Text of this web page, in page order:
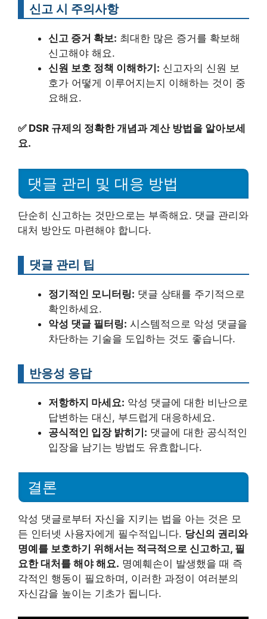
신고 시 주의사항
신고 증거 확보: 최대한 많은 증거를 확보해
신고해야 해요.
신원 보호 정책 이해하기: 신고자의 신원 보
호가 어떻게 이루어지는지 이해하는 것이 중
요해요.
✅ DSR 규제의 정확한 개념과 계산 방법을 알아보세
요.
댓글 관리 및 대응 방법
단순히 신고하는 것만으로는 부족해요. 댓글 관리와
대처 방안도 마련해야 합니다.
댓글 관리 팁
정기적인 모니터링: 댓글 상태를 주기적으로
확인하세요.
악성 댓글 필터링: 시스템적으로 악성 댓글을
차단하는 기술을 도입하는 것도 좋습니다.
반응성 응답
저항하지 마세요: 악성 댓글에 대한 비난으로
답변하는 대신, 부드럽게 대응하세요.
공식적인 입장 밝히기: 댓글에 대한 공식적인
입장을 남기는 방법도 유효합니다.
결론
악성 댓글로부터 자신을 지키는 법을 아는 것은 모
든 인터넷 사용자에게 필수적입니다. 당신의 권리와
명예를 보호하기 위해서는 적극적으로 신고하고, 필
요한 대처를 해야 해요. 명예훼손이 발생했을 때 즉
각적인 행동이 필요하며, 이러한 과정이 여러분의
자신감을 높이는 기초가 됩니다.